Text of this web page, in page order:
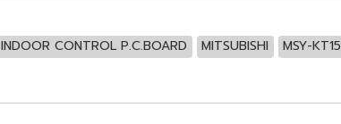
INDOOR CONTROL P.C.BOARD MITSUBISHI MSY-KT15